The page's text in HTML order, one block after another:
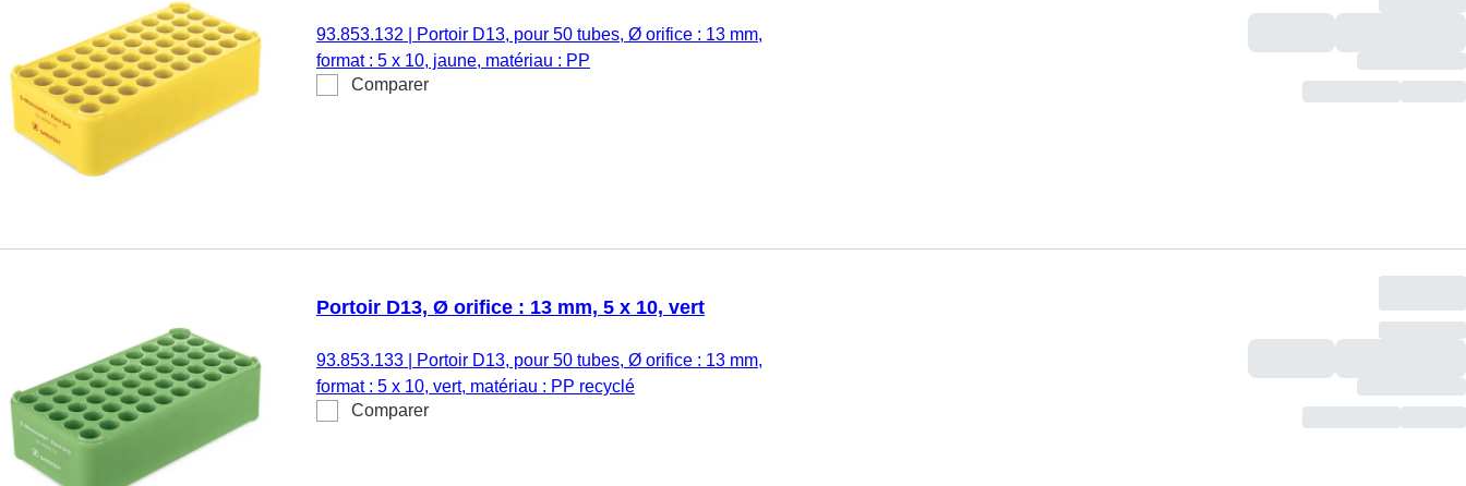
93.853.132
Portoir D13, pour 50 tubes, Ø orifice : 13 mm,
format : 5 x 10, jaune, matériau : PP
Comparer
Portoir D13, Ø orifice : 13 mm, 5 x 10, vert
93.853.133
Portoir D13, pour 50 tubes, Ø orifice : 13 mm,
format : 5 x 10, vert, matériau : PP recyclé
Comparer